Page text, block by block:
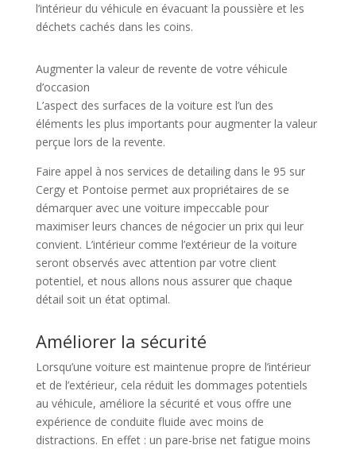
l’intérieur du véhicule en évacuant la poussière et les
déchets cachés dans les coins.
Augmenter la valeur de revente de votre véhicule
d’occasion
L’aspect des surfaces de la voiture est l’un des
éléments les plus importants pour augmenter la valeur
perçue lors de la revente.
Faire appel à nos services de detailing dans le 95 sur
Cergy et Pontoise permet aux propriétaires de se
démarquer avec une voiture impeccable pour
maximiser leurs chances de négocier un prix qui leur
convient. L’intérieur comme l’extérieur de la voiture
seront observés avec attention par votre client
potentiel, et nous allons nous assurer que chaque
détail soit un état optimal.
Améliorer la sécurité
Lorsqu’une voiture est maintenue propre de l’intérieur
et de l’extérieur, cela réduit les dommages potentiels
au véhicule, améliore la sécurité et vous offre une
expérience de conduite fluide avec moins de
distractions. En effet : un pare-brise net fatigue moins